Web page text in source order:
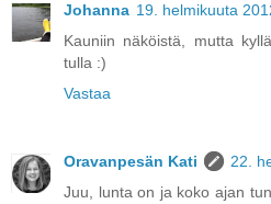
Johanna 19. helmikuuta
Kauniin näköistä, mutta
tulla :)
Vastaa
Oravanpesän Kati
22.
Juu, lunta on ja koko ajan